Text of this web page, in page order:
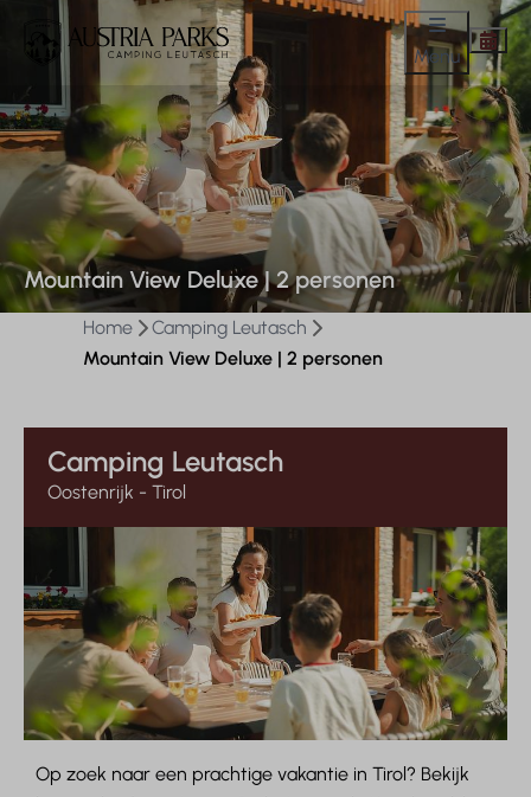
Menu
Mountain View Deluxe | 2 personen
Home
Camping Leutasch
Mountain View Deluxe | 2 personen
Camping Leutasch
Oostenrijk - Tirol
Op zoek naar een prachtige vakantie in Tirol? Bekijk